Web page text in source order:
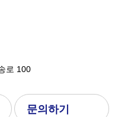
로 100
문의하기